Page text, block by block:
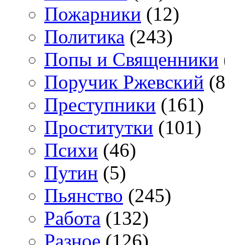
Пожарники (12)
Политика (243)
Попы и Священники
Поручик Ржевский
Преступники (161)
Проститутки (101)
Психи (46)
Путин (5)
Пьянство (245)
Работа (132)